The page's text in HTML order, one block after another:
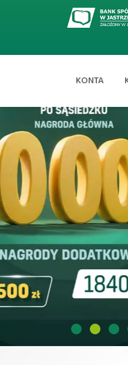
KONTA
0%
Wraz z
zestaw z
RRSO tylko